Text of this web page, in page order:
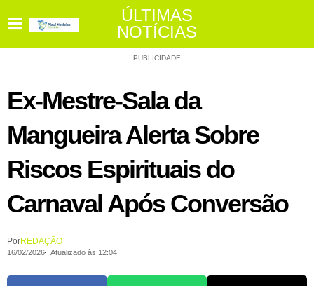
ÚLTIMAS
NOTÍCIAS
PUBLICIDADE
Ex-Mestre-Sala da
Mangueira Alerta Sobre
Riscos Espirituais do
Carnaval Após Conversão
PorREDAÇÃO
16/02/2026 Atualizado às 12:04